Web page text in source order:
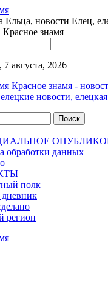
Ельца, новости Елец,
Красное знамя
августа, 2026
Красное знамя -
новости,
обработки данных
полк
регион